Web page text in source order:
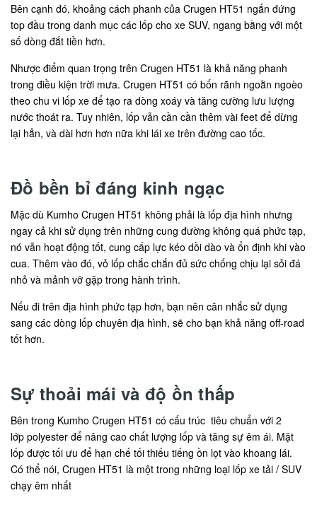
Bên cạnh đó, khoảng cách phanh của Crugen HT51 ngắn đứng
top đầu trong danh mục các lốp cho xe SUV, ngang bằng với một
số dòng đắt tiền hơn.
Nhược điểm quan trọng trên Crugen HT51 là khả năng phanh
trong điều kiện trời mưa. Crugen HT51 có bốn rãnh ngoằn ngoèo
theo chu vi lốp xe để tạo ra dòng xoáy và tăng cường lưu lượng
nước thoát ra. Tuy nhiên, lốp vẫn cần cần thêm vài feet để dừng
lại hẳn, và dài hơn hơn nữa khi lái xe trên đường cao tốc.
Đồ bền bỉ đáng kinh ngạc
Mặc dù Kumho Crugen HT51 không phải là lốp địa hình nhưng
ngay cả khi sử dụng trên những cung đường không quá phức tạp,
nó vẫn hoạt động tốt, cung cấp lực kéo dồi dào và ổn định khi vào
cua. Thêm vào đó, vỏ lốp chắc chắn đủ sức chống chịu lại sỏi đá
nhỏ và mảnh vỡ gặp trong hành trình.
Nếu đi trên địa hình phức tạp hơn, bạn nên cân nhắc sử dụng
sang các dòng lốp chuyên địa hình, sẽ cho bạn khả năng off-road
tốt hơn.
Sự thoải mái và độ ồn thấp
Bên trong Kumho Crugen HT51 có cấu trúc tiêu chuẩn với 2
lớp polyester để nâng cao chất lượng lốp và tăng sự êm ái. Mặt
lốp được tối ưu để hạn chế tối thiếu tiếng ồn lọt vào khoang lái.
Có thể nói, Crugen HT51 là một trong những loại lốp xe tải / SUV
chạy êm nhất